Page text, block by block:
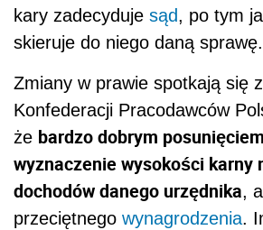
kary zadecyduje sąd, po tym
skieruje do niego daną sprawę.
Zmiany w prawie spotkają się
Konfederacji Pracodawców
że bardzo dobrym
wyznaczenie wysokości karny
dochodów danego urzędnika,
przeciętnego wynagrodzenia.